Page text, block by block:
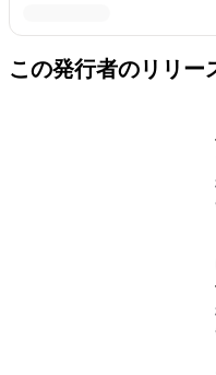
この発行者のリリー